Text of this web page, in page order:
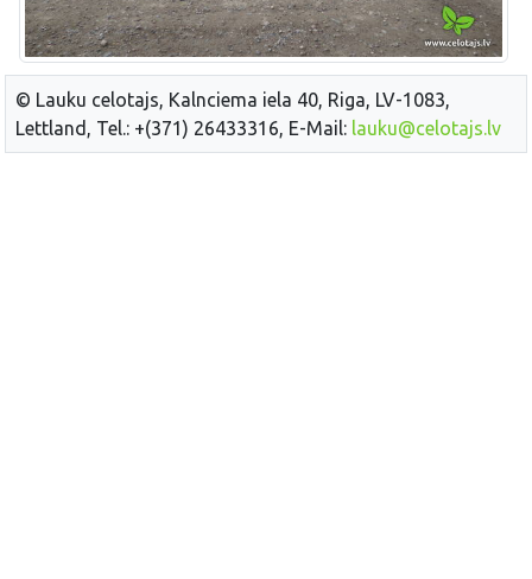
© Lauku celotajs, Kalnciema iela 40, Riga, LV-1083,
Lettland, Tel.: +(371) 26433316, E-Mail: lauku@celotajs.lv